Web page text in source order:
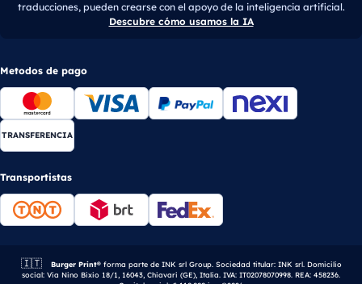
traducciones, pueden crearse con el apoyo de la inteligencia artificial.
Descubre cómo usamos la IA
Metodos de pago
TRANSFERENCIA
Transportistas
🇮🇹 Empresa italiana.
Burger Print®forma parte de INK srl Group. Sociedad titular: INK srl. Domicilio
social: Via Nino Bixio 18/1, 16043, Chiavari (GE), Italia. IVA: IT02078070998. REA: 458236.